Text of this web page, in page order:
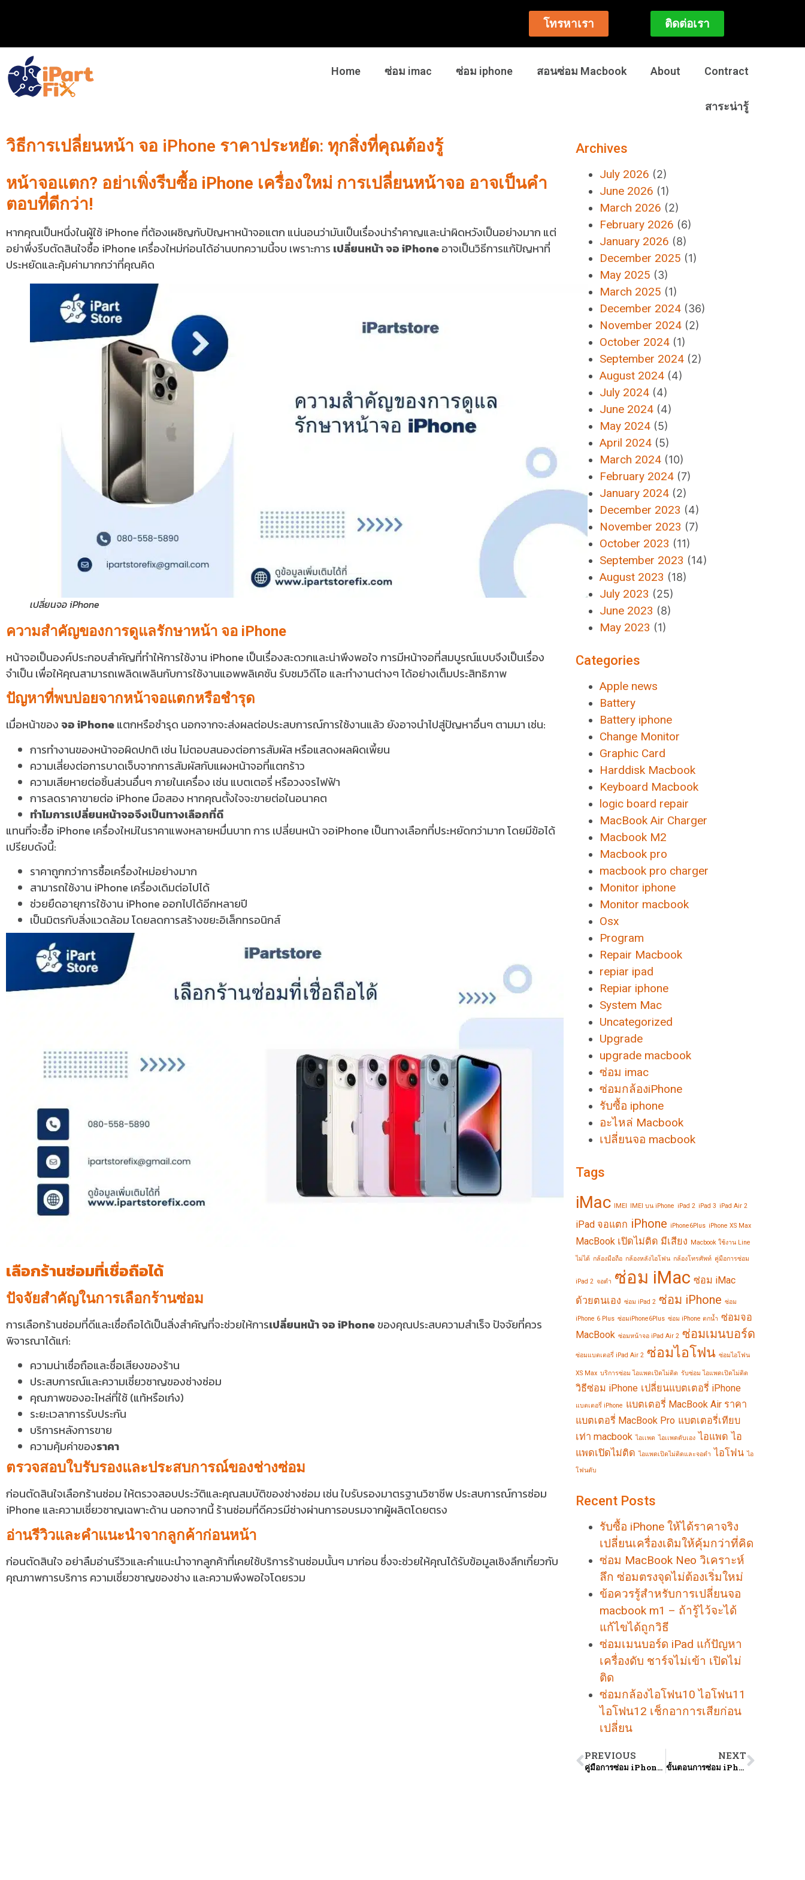
โทรหาเรา ติดต่อเรา
Home ซ่อม imac ซ่อม iphone สอนซ่อม Macbook About Contract
สาระน่ารู้
วิธีการเปลี่ยนหน้า จอ iPhone ราคาประหยัด: ทุกสิ่งที่คุณต้องรู้
หน้าจอแตก? อย่าเพิ่งรีบซื้อ iPhone เครื่องใหม่ การเปลี่ยนหน้าจอ อาจเป็นคำ
ตอบที่ดีกว่า!
หากคุณเป็นหนึ่งในผู้ใช้ iPhone ที่ต้องเผชิญกับปัญหาหน้าจอแตก แน่นอนว่ามันเป็นเรื่องน่ารำคาญและน่าผิดหวังเป็นอย่างมาก แต่
อย่าพึ่งรีบตัดสินใจซื้อ iPhone เครื่องใหม่ก่อนได้อ่านบทความนี้จบ เพราะการ เปลี่ยนหน้า จอ iPhoneอาจเป็นวิธีการแก้ปัญหาที่
ประหยัดและคุ้มค่ามากกว่าที่คุณคิด
เปลี่ยนจอ iPhone
ความสำคัญของการดูแลรักษาหน้า จอ iPhone
หน้าจอเป็นองค์ประกอบสำคัญที่ทำให้การใช้งาน iPhone เป็นเรื่องสะดวกและน่าพึงพอใจ การมีหน้าจอที่สมบูรณ์แบบจึงเป็นเรื่อง
จำเป็น เพื่อให้คุณสามารถเพลิดเพลินกับการใช้งานแอพพลิเคชัน รับชมวิดีโอ และทำงานต่างๆ ได้อย่างเต็มประสิทธิภาพ
ปัญหาที่พบบ่อยจากหน้าจอแตกหรือชำรุด
เมื่อหน้าของ จอ iPhoneแตกหรือชำรุด นอกจากจะส่งผลต่อประสบการณ์การใช้งานแล้ว ยังอาจนำไปสู่ปัญหาอื่นๆ ตามมา เช่น:
การทำงานของหน้าจอผิดปกติ เช่น ไม่ตอบสนองต่อการสัมผัส หรือแสดงผลผิดเพี้ยน
ความเสี่ยงต่อการบาดเจ็บจากการสัมผัสกับแผงหน้าจอที่แตกร้าว
ความเสียหายต่อชิ้นส่วนอื่นๆ ภายในเครื่อง เช่น แบตเตอรี่ หรือวงจรไฟฟ้า
การลดราคาขายต่อ iPhone มือสอง หากคุณตั้งใจจะขายต่อในอนาคต
ทำไมการเปลี่ยนหน้าจอจึงเป็นทางเลือกที่ดี
แทนที่จะซื้อ iPhone เครื่องใหม่ในราคาแพงหลายหมื่นบาท การ เปลี่ยนหน้า จอiPhone เป็นทางเลือกที่ประหยัดกว่ามาก โดยมีข้อได้
เปรียบดังนี้:
ราคาถูกกว่าการซื้อเครื่องใหม่อย่างมาก
สามารถใช้งาน iPhone เครื่องเดิมต่อไปได้
ช่วยยืดอายุการใช้งาน iPhone ออกไปได้อีกหลายปี
เป็นมิตรกับสิ่งแวดล้อม โดยลดการสร้างขยะอิเล็กทรอนิกส์
เลือกร้านซ่อมที่เชื่อถือได้
ปัจจัยสำคัญในการเลือกร้านซ่อม
การเลือกร้านซ่อมที่ดีและเชื่อถือได้เป็นสิ่งสำคัญที่จะช่วยให้การเปลี่ยนหน้าจอiPhoneของคุณประสบความสำเร็จ ปัจจัยที่ควร
พิจารณาได้แก่:
ความน่าเชื่อถือและชื่อเสียงของร้าน
ประสบการณ์และความเชี่ยวชาญของช่างซ่อม
คุณภาพของอะไหล่ที่ใช้ (แท้หรือเก๋ง)
ระยะเวลาการรับประกัน
บริการหลังการขาย
ความคุ้มค่าของราคา
ตรวจสอบใบรับรองและประสบการณ์ของช่างซ่อม
ก่อนตัดสินใจเลือกร้านซ่อม ให้ตรวจสอบประวัติและคุณสมบัติของช่างซ่อม เช่น ใบรับรองมาตรฐานวิชาชีพ ประสบการณ์การซ่อม
iPhone และความเชี่ยวชาญเฉพาะด้าน นอกจากนี้ ร้านซ่อมที่ดีควรมีช่างผ่านการอบรมจากผู้ผลิตโดยตรง
อ่านรีวิวและคำแนะนำจากลูกค้าก่อนหน้า
ก่อนตัดสินใจ อย่าลืมอ่านรีวิวและคำแนะนำจากลูกค้าที่เคยใช้บริการร้านซ่อมนั้นๆ มาก่อน ซึ่งจะช่วยให้คุณได้รับข้อมูลเชิงลึกเกี่ยวกับ
คุณภาพการบริการ ความเชี่ยวชาญของช่าง และความพึงพอใจโดยรวม
Archives
July 2026 (2)
June 2026 (1)
March 2026 (2)
February 2026 (6)
January 2026 (8)
December 2025 (1)
May 2025 (3)
March 2025 (1)
December 2024 (36)
November 2024 (2)
October 2024 (1)
September 2024 (2)
August 2024 (4)
July 2024 (4)
June 2024 (4)
May 2024 (5)
April 2024 (5)
March 2024 (10)
February 2024 (7)
January 2024 (2)
December 2023 (4)
November 2023 (7)
October 2023 (11)
September 2023 (14)
August 2023 (18)
July 2023 (25)
June 2023 (8)
May 2023 (1)
Categories
Apple news
Battery
Battery iphone
Change Monitor
Graphic Card
Harddisk Macbook
Keyboard Macbook
logic board repair
MacBook Air Charger
Macbook M2
Macbook pro
macbook pro charger
Monitor iphone
Monitor macbook
Osx
Program
Repair Macbook
repiar ipad
Repiar iphone
System Mac
Uncategorized
Upgrade
upgrade macbook
ซ่อม imac
ซ่อมกล้องiPhone
รับซื้อ iphone
อะไหล่ Macbook
เปลี่ยนจอ macbook
Tags
iMac IMEI IMEI บน iPhone iPad 2 iPad 3 iPad Air 2
iPad จอแตก iPhone iPhone6Plus iPhone XS Max
MacBook เปิดไม่ติด มีเสียง Macbook ใช้งาน Line
ไม่ได้ กล้องมือถือ กล้องหลังไอโฟน กล้องโทรศัพท์ คู่มือการซ่อม
iPad 2 จอดำ ซ่อม iMac ซ่อม iMac
ด้วยตนเอง ซ่อม iPad 2 ซ่อม iPhone ซ่อม
iPhone 6 Plus ซ่อมiPhone6Plus ซ่อม iPhone ตกน้ำ ซ่อมจอ
MacBook ซ่อมหน้าจอ iPad Air 2 ซ่อมเมนบอร์ด
ซ่อมแบตเตอรี่ iPad Air 2 ซ่อมไอโฟน ซ่อมไอโฟน
XS Max บริการซ่อม ไอแพดเปิดไม่ติด รับซ่อม ไอแพดเปิดไม่ติด
วิธีซ่อม iPhone เปลี่ยนแบตเตอรี่ iPhone
แบตเตอรี่ iPhone แบตเตอรี่ MacBook Air ราคา
แบตเตอรี่ MacBook Pro แบตเตอรี่เทียบ
เท่า macbook ไอเเพด ไอเเพดดับเอง ไอแพด ไอ
แพดเปิดไม่ติด ไอแพดเปิดไม่ติดและจอดำ ไอโฟน ไอ
โฟนดับ
Recent Posts
รับซื้อ iPhone ให้ได้ราคาจริง
เปลี่ยนเครื่องเดิมให้คุ้มกว่าที่คิด
ซ่อม MacBook Neo วิเคราะห์
ลึก ซ่อมตรงจุดไม่ต้องเริ่มใหม่
ข้อควรรู้สำหรับการเปลี่ยนจอ
macbook m1 – ถ้ารู้ไว้จะได้
แก้ไขได้ถูกวิธี
ซ่อมเมนบอร์ด iPad แก้ปัญหา
เครื่องดับ ชาร์จไม่เข้า เปิดไม่
ติด
ซ่อมกล้องไอโฟน10 ไอโฟน11
ไอโฟน12 เช็กอาการเสียก่อน
เปลี่ยน
PREVIOUS
คู่มือการซ่อม iPhone 6s สำหรับผู้เริ่มต้น: เคล็ดลับและเทคนิคที่คุณต้องรู้
NEXT
ขั้นตอนการซ่อม iPhone 7 Plus อย่างมืออาชีพ: เคล็ดลับและขั้นตอนสำคัญที่คุณต้องรู้